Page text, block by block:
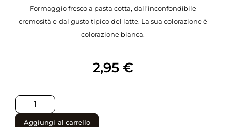
Formaggio fresco a pasta cotta, dall’inconfondibile
cremosità e dal gusto tipico del latte. La sua colorazione è
colorazione bianca.
2,95 €
Aggiungi al carrello